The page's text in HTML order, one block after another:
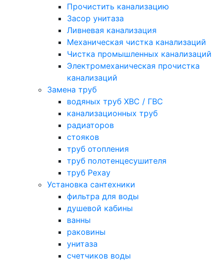
Прочистить канализацию
Засор унитаза
Ливневая канализация
Механическая чистка канализаций
Чистка промышленных канализаций
Электромеханическая прочистка
канализаций
Замена труб
водяных труб ХВС / ГВС
канализационных труб
радиаторов
стояков
труб отопления
труб полотенцесушителя
труб Рехау
Установка сантехники
фильтра для воды
душевой кабины
ванны
раковины
унитаза
счетчиков воды